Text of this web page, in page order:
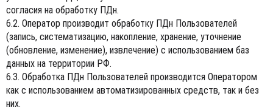
согласия на обработку ПДн.
6.2. Оператор производит обработку ПДн Пользователей
(запись, систематизацию, накопление, хранение, уточнение
(обновление, изменение), извлечение) с использованием баз
данных на территории РФ.
6.3. Обработка ПДн Пользователей производится Оператором
как с использованием автоматизированных средств, так и без
них.